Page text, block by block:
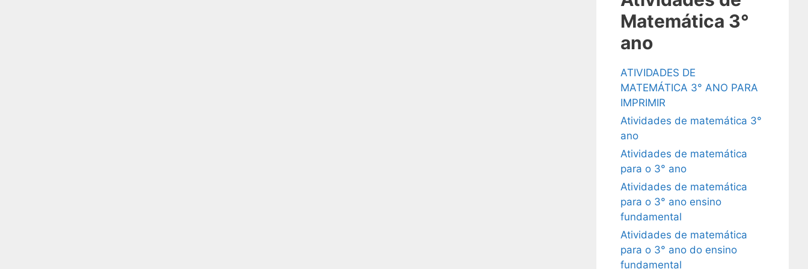
Matemática 3°
ano
ATIVIDADES DE
MATEMÁTICA 3° ANO PARA
IMPRIMIR
Atividades de matemática 3°
ano
Atividades de matemática
para o 3° ano
Atividades de matemática
para o 3° ano ensino
fundamental
Atividades de matemática
para o 3° ano do ensino
fundamental